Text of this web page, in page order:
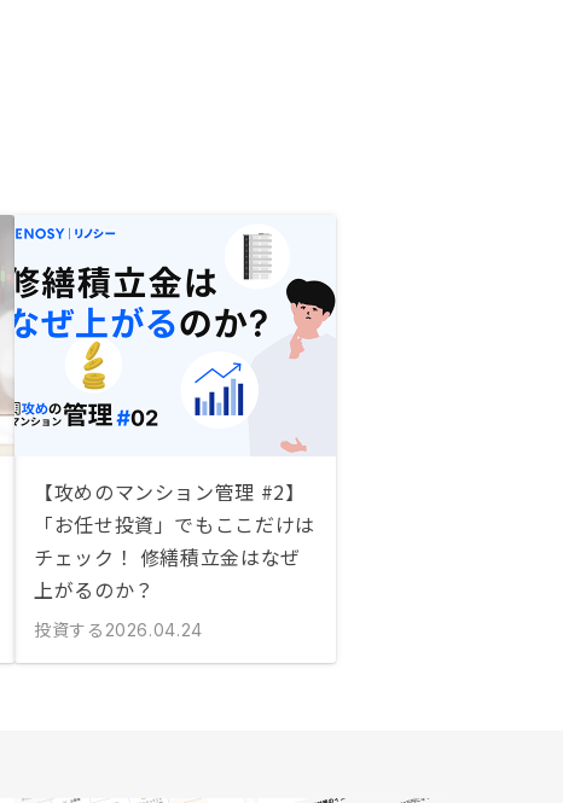
【攻めのマンション管理 #2】
「お任せ投資」でもここだけは
チェック！ 修繕積立金はなぜ
上がるのか？
投資する 2026.04.24